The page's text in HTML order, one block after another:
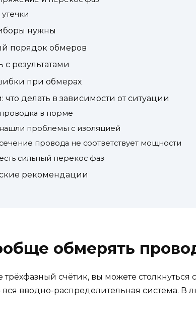
утечки
нужны
порядок обмеров
с результатами
при обмерах
делать в зависимости от ситуации
в норме
проблемы с изоляцией
провода не соответствует мощности
сильный перекос фаз
рекомендации
обмерять
трёхфазный счётик, вы можете
вся вводно-распределительная система.